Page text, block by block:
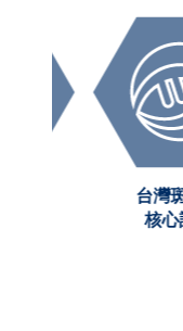
台灣斑馬
核心設施